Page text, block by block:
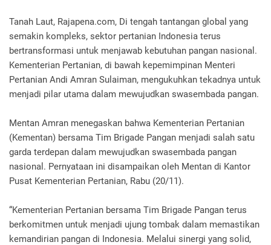
Tanah Laut, Rajapena.com, Di tengah tantangan global yang
semakin kompleks, sektor pertanian Indonesia terus
bertransformasi untuk menjawab kebutuhan pangan nasional.
Kementerian Pertanian, di bawah kepemimpinan Menteri
Pertanian Andi Amran Sulaiman, mengukuhkan tekadnya untuk
menjadi pilar utama dalam mewujudkan swasembada pangan.
Mentan Amran menegaskan bahwa Kementerian Pertanian
(Kementan) bersama Tim Brigade Pangan menjadi salah satu
garda terdepan dalam mewujudkan swasembada pangan
nasional. Pernyataan ini disampaikan oleh Mentan di Kantor
Pusat Kementerian Pertanian, Rabu (20/11).
“Kementerian Pertanian bersama Tim Brigade Pangan terus
berkomitmen untuk menjadi ujung tombak dalam memastikan
kemandirian pangan di Indonesia. Melalui sinergi yang solid,